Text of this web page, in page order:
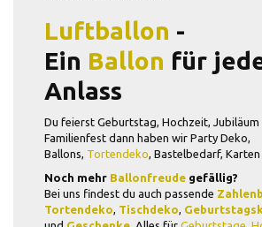
Luftballon -
Ein Ballon für
Anlass
Du feierst Geburtstag, Hochzeit, Jubiläum
Familienfest dann haben wir Party Deko,
Ballons, Tortendeko, Bastelbedarf, Karten
Noch mehr Ballonfreude gefällig?
Bei uns findest du auch passende
Tortendeko, Tischdeko,